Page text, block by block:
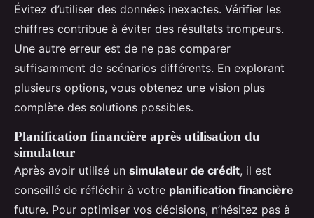
Évitez d’utiliser des données inexactes. Vérifier les
chiffres contribue à éviter des résultats trompeurs.
Une autre erreur est de ne pas comparer
suffisamment de scénarios différents. En explorant
plusieurs options, vous obtenez une vision plus
complète des solutions possibles.
Planification financière après utilisation du
simulateur
Après avoir utilisé un simulateur de crédit, il est
conseillé de réfléchir à votre planification financière
future. Pour optimiser vos décisions, n’hésitez pas à